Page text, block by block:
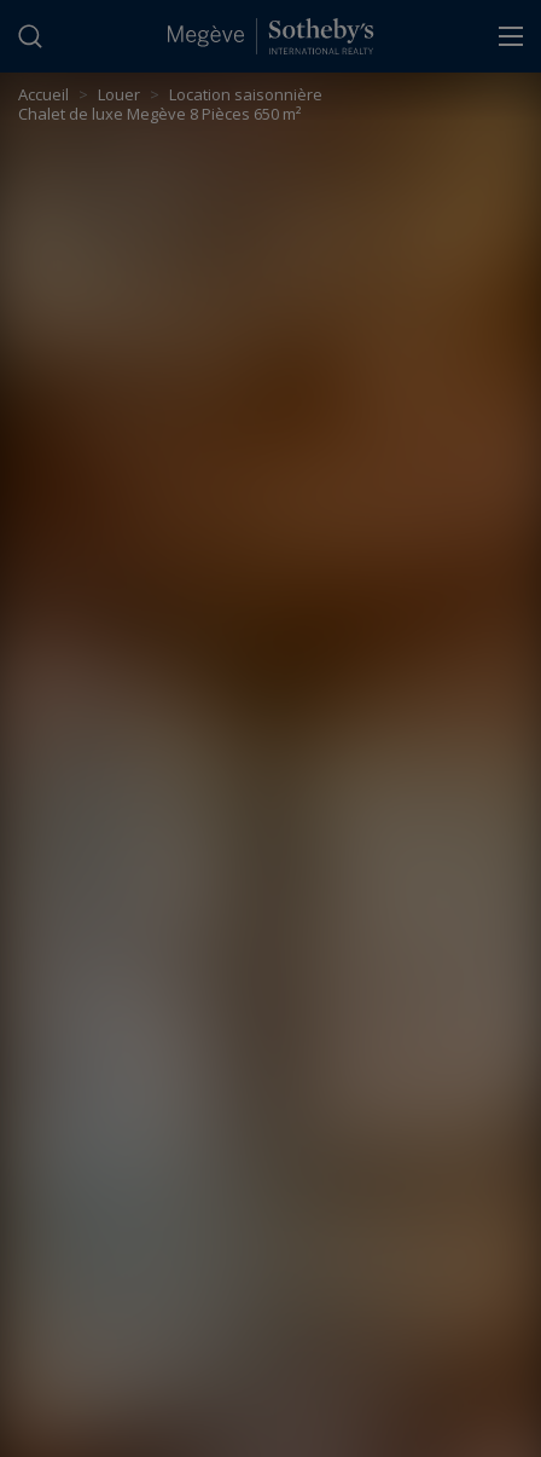
Accueil > Louer > Location saisonnière
Chalet de luxe Megève 8 Pièces 650 m²